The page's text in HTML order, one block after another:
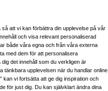
kronor
dagar
att vi kan förbättra din upplevelse på vår
och visa relevant personaliserad
både våra egna och från våra externa
med dem för att personalisera
det innehåll som du verkligen är
tänkbara upplevelsen när du handlar
kan vi fortsätta att ge dig inspiration och
för just dig. Du kan självklart ändra dina